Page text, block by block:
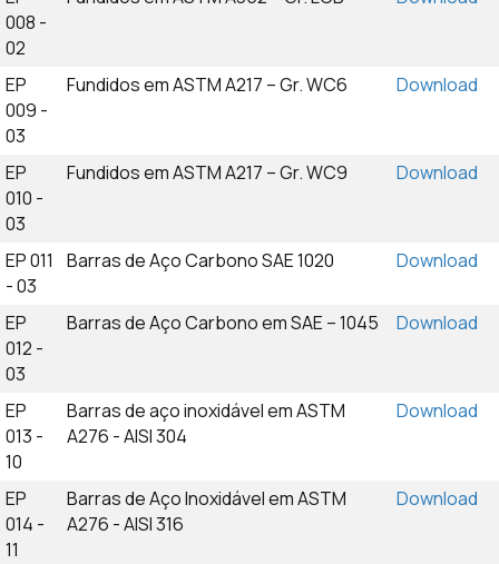
008 -
02
EP
009 -
03
Fundidos em ASTM A217 – Gr. WC6 Download
EP
010 -
03
Fundidos em ASTM A217 – Gr. WC9 Download
EP 011
- 03
Barras de Aço Carbono SAE 1020 Download
EP
012 -
03
Barras de Aço Carbono em SAE – 1045 Download
EP
013 -
10
Barras de aço inoxidável em ASTM
A276 - AISI 304
Download
EP
014 -
11
Barras de Aço Inoxidável em ASTM
A276 - AISI 316
Download